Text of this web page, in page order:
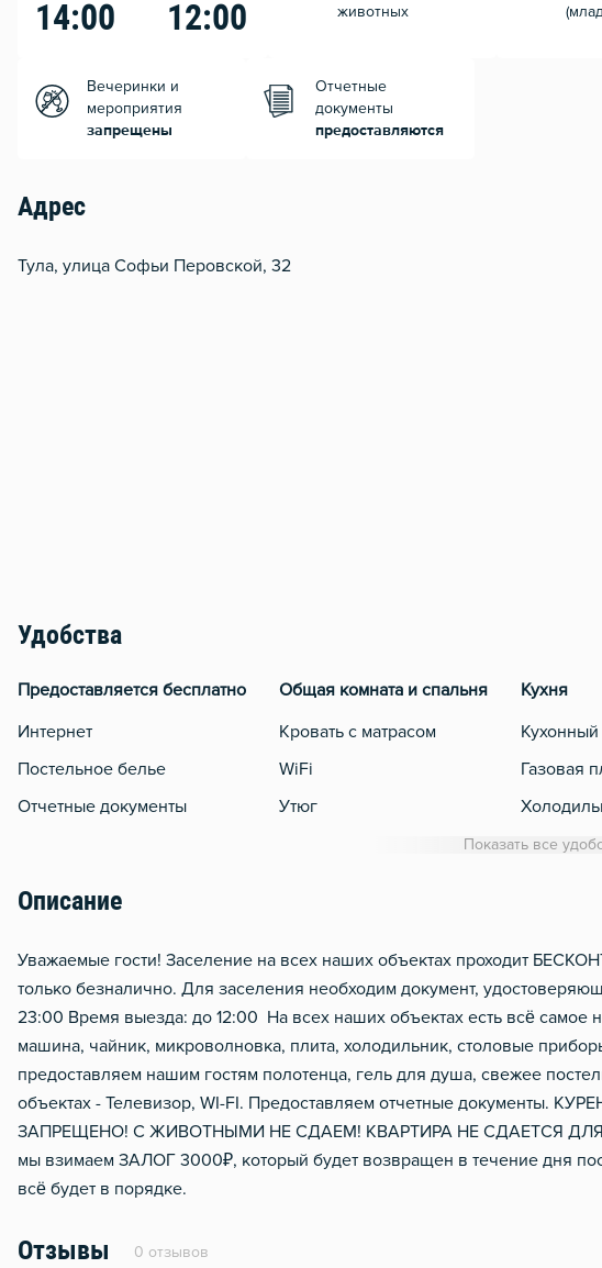
14:00 12:00
животных
Вечеринки и
мероприятия
запрещены
Отчетные
документы
предоставляются
Адрес
Тула, улица Софьи Перовской, 32
Удобства
Предоставляется бесплатно
Интернет
Постельное белье
Отчетные документы
Общая комната и спальня
Кровать с матрасом
WiFi
Утюг
Кухня
Кухонный
Газовая
Посуда
Показать все
Описание
Уважаемые гости! Заселение на всех наших объектах проходит
только безналично. Для заселения необходим документ,
23:00 Время выезда: до 12:00 На всех наших объектах есть всё самое
машина, чайник, микроволновка, плита, холодильник, столовые
предоставляем нашим гостям полотенца, гель для душа, свежее
объектах - Телевизор, WI-FI. Предоставляем отчетные документы.
ЗАПРЕЩЕНО! С ЖИВОТНЫМИ НЕ СДАЕМ! КВАРТИРА НЕ СДАЕТСЯ ДЛЯ
мы взимаем ЗАЛОГ 3000₽, который будет возвращен в течение дня
всё будет в порядке.
Отзывы 0 отзывов